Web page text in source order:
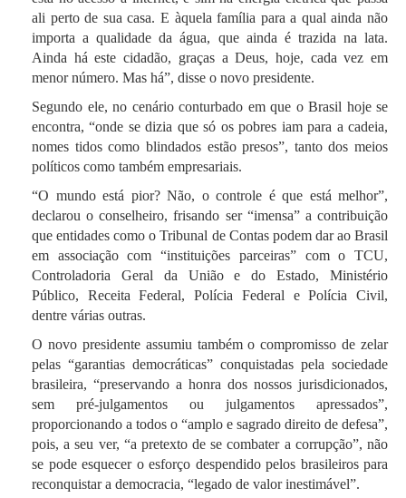
ali perto de sua casa. E àquela família para a qual ainda não
importa a qualidade da água, que ainda é trazida na lata.
Ainda há este cidadão, graças a Deus, hoje, cada vez em
menor número. Mas há”, disse o novo presidente.
Segundo ele, no cenário conturbado em que o Brasil hoje se
encontra, “onde se dizia que só os pobres iam para a cadeia,
nomes tidos como blindados estão presos”, tanto dos meios
políticos como também empresariais.
“O mundo está pior? Não, o controle é que está melhor”,
declarou o conselheiro, frisando ser “imensa” a contribuição
que entidades como o Tribunal de Contas podem dar ao Brasil
em associação com “instituições parceiras” com o TCU,
Controladoria Geral da União e do Estado, Ministério
Público, Receita Federal, Polícia Federal e Polícia Civil,
dentre várias outras.
O novo presidente assumiu também o compromisso de zelar
pelas “garantias democráticas” conquistadas pela sociedade
brasileira, “preservando a honra dos nossos jurisdicionados,
sem pré-julgamentos ou julgamentos apressados”,
proporcionando a todos o “amplo e sagrado direito de defesa”,
pois, a seu ver, “a pretexto de se combater a corrupção”, não
se pode esquecer o esforço despendido pelos brasileiros para
reconquistar a democracia, “legado de valor inestimável”.